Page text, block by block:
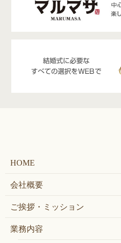
HOME
会社概要
ご挨拶・ミッション
業務内容